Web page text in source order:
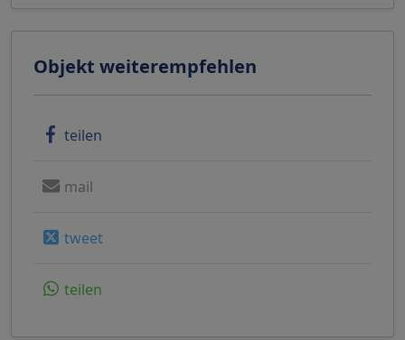
Objekt weiterempfehlen
teilen
mail
tweet
teilen